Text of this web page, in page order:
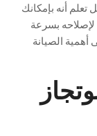
أنه بإمكانك
لإصلاحه بسرعة
الصيانة